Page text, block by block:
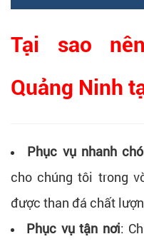
Tại sao
Quảng Ninh
Phục vụ nhanh
cho chúng tôi trong
được than đá chất
Phục vụ tận nơi: